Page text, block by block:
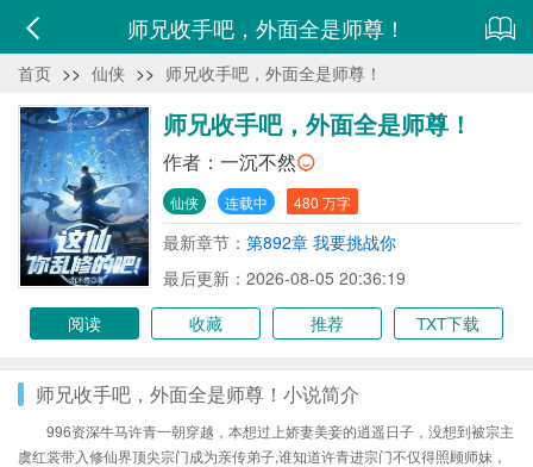
师兄收手吧，外面全是师尊！
首页 >> 仙侠 >> 师兄收手吧，外面全是师尊！
师兄收手吧，外面全是师尊！
作者： 一沉不然
仙侠 连载中 480 万字
最新章节： 第892章 我要挑战你
最后更新：2026-08-05 20:36:19
阅读
收藏 推荐 TXT下载
师兄收手吧，外面全是师尊！小说简介
996资深牛马许青一朝穿越，本想过上娇妻美妾的逍遥日子，没想到被宗主
虞红裳带入修仙界顶尖宗门成为亲传弟子,谁知道许青进宗门不仅得照顾师妹，